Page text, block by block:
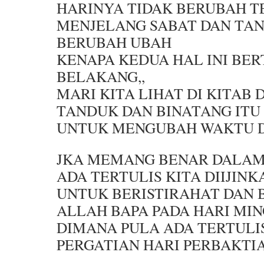
HARINYA TIDAK BERUBAH
MENJELANG SABAT DAN
BERUBAH UBAH
KENAPA KEDUA HAL INI
BELAKANG,,
MARI KITA LIHAT DI KITAB
TANDUK DAN BINATANG
UNTUK MENGUBAH WAKTU
JKA MEMANG BENAR
ADA TERTULIS KITA
UNTUK BERISTIRAHAT DAN
ALLAH BAPA PADA HARI
DIMANA PULA ADA
PERGATIAN HARI